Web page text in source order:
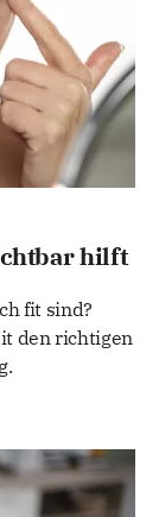
hilft
fit sind?
den richtigen